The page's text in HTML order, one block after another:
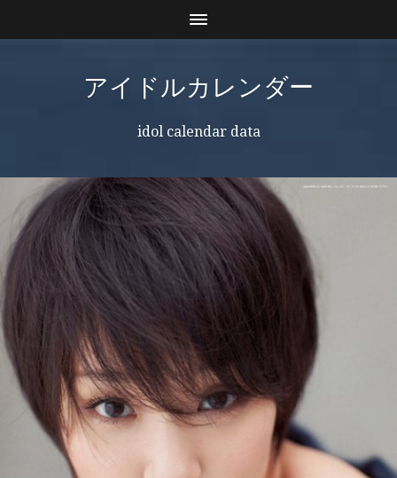
アイドルカレンダー
idol calendar data